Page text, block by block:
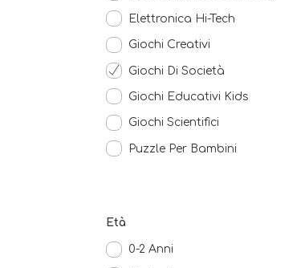
Elettronica Hi-Tech
Giochi Creativi
Giochi Di Società
Giochi Educativi Kids
Giochi Scientifici
Puzzle Per Bambini
Età
0-2 Anni